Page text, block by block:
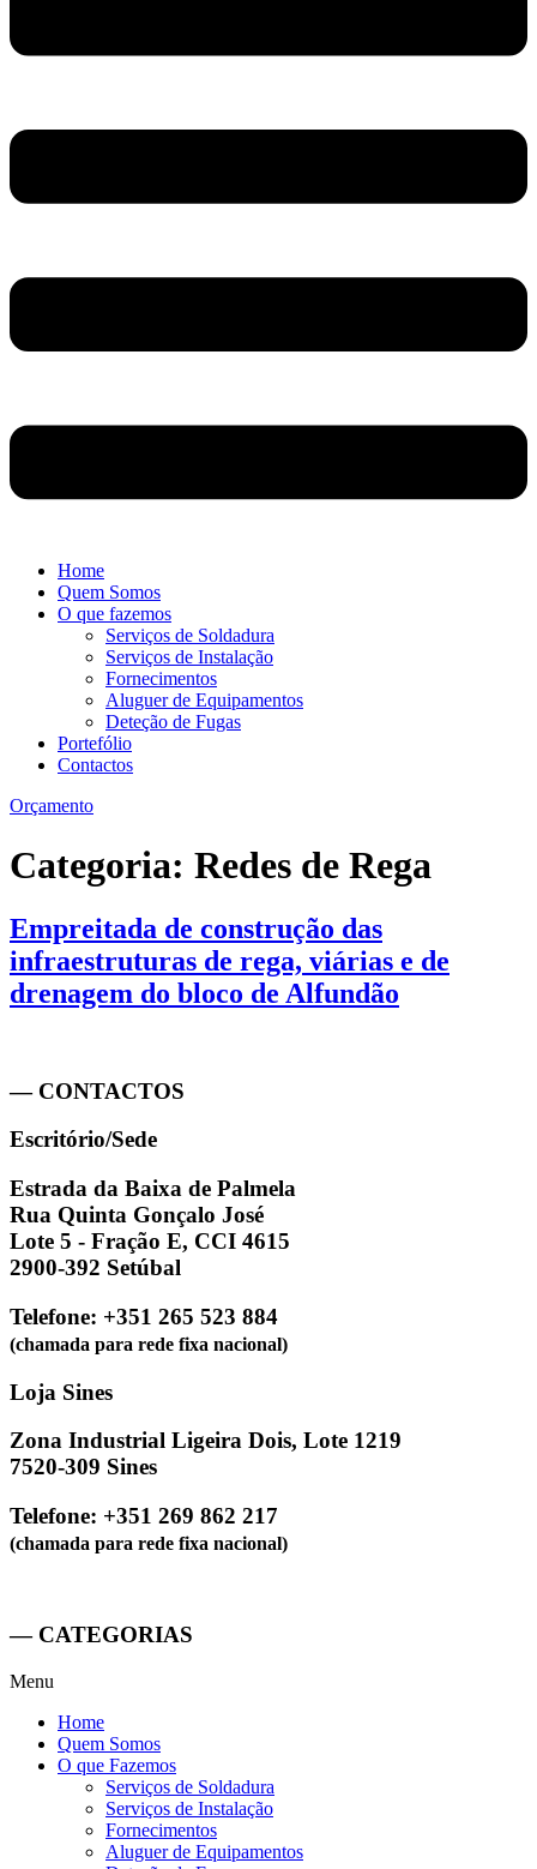
Home
Quem Somos
O que fazemos
Serviços de Soldadura
Serviços de Instalação
Fornecimentos
Aluguer de Equipamentos
Deteção de Fugas
Portefólio
Contactos
Orçamento
Categoria: Redes de Rega
Empreitada de construção das
infraestruturas de rega, viárias e de
drenagem do bloco de Alfundão
— CONTACTOS
Escritório/Sede
Estrada da Baixa de Palmela
Rua Quinta Gonçalo José
Lote 5 - Fração E, CCI 4615
2900-392 Setúbal
Telefone: +351 265 523 884
(chamada para rede fixa nacional)
Loja Sines
Zona Industrial Ligeira Dois, Lote 1219
7520-309 Sines
Telefone: +351 269 862 217
(chamada para rede fixa nacional)
— CATEGORIAS
Menu
Home
Quem Somos
O que Fazemos
Serviços de Soldadura
Serviços de Instalação
Fornecimentos
Aluguer de Equipamentos